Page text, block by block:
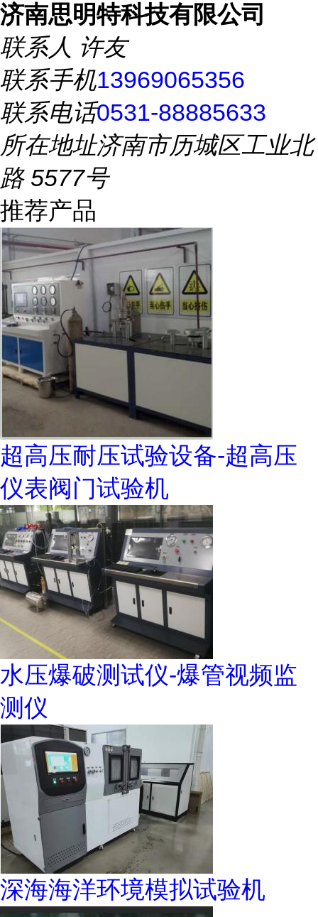
济南思明特科技有限公司
联系人 许友
联系手机13969065356
联系电话0531-88885633
所在地址济南市历城区工业北
路 5577号
推荐产品
超高压耐压试验设备-超高压
仪表阀门试验机
水压爆破测试仪-爆管视频监
测仪
深海海洋环境模拟试验机